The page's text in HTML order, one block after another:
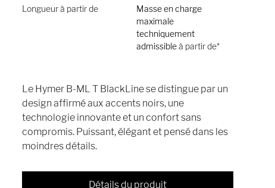
Longueur à partir de
Masse en charge
maximale
techniquement
admissibleà partir de*
Le Hymer B-ML T BlackLine se distingue par un
design affirmé aux accents noirs, une
technologie innovante et un confort sans
compromis. Puissant, élégant et pensé dans les
moindres détails.
Détails du produit